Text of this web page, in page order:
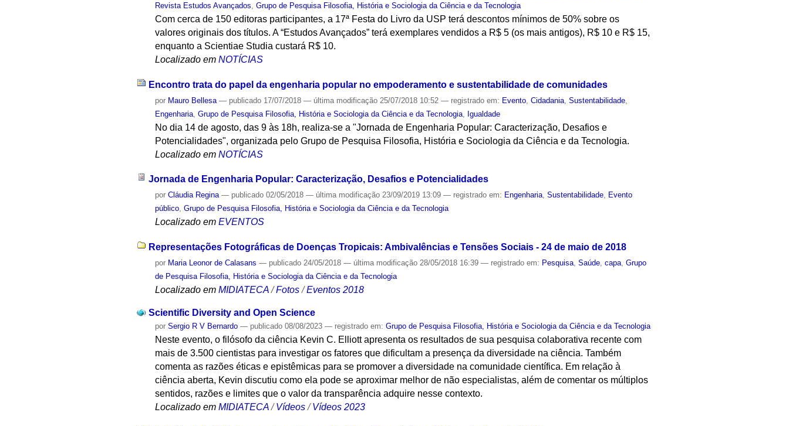
Revista Estudos Avançados ,Grupo de Pesquisa Filosofia, História e Sociologia da Ciência e da Tecnologia
Com cerca de 150 editoras participantes, a 17ª Festa do Livro da USP terá descontos mínimos de 50% sobre os
valores originais dos títulos. A “Estudos Avançados” terá exemplares vendidos a R$ 5 (os mais antigos), R$ 10 e R$ 15,
enquanto a Scientiae Studia custará R$ 10.
Localizado em NOTÍCIAS
Encontro trata do papel da engenharia popular no empoderamento e sustentabilidade de comunidades
por Mauro Bellesa — publicado 17/07/2018— última modificação 25/07/2018 10:52— registrado em: Evento ,Cidadania ,Sustentabilidade
Engenharia ,Grupo de Pesquisa Filosofia, História e Sociologia da Ciência e da Tecnologia Igualdade
No dia 14 de agosto, das 9 às 18h, realiza-se a "Jornada de Engenharia Popular: Caracterização, Desafios e
Potencialidades", organizada pelo Grupo de Pesquisa Filosofia, História e Sociologia da Ciência e da Tecnologia.
Localizado em NOTÍCIAS
Jornada de Engenharia Popular: Caracterização, Desafios e Potencialidades
porCláudia Regina — publicado 02/05/2018— última modificação 23/09/2019 13:09— registrado em: Engenharia,Sustentabilidade, Evento
público,Grupo de Pesquisa Filosofia, História e Sociologia da Ciência e da Tecnologia
Localizado em EVENTOS
Representações Fotográficas de Doenças Tropicais: Ambivalências e Tensões Sociais - 24 de maio de 2018
por Maria Leonor de Calasans — publicado 24/05/2018— última modificação 28/05/2018 16:39— registrado em: Pesquisa,Saúde,capa,Grupo
de Pesquisa Filosofia, História e Sociologia da Ciência e da Tecnologia
Localizado em MIDIATECA /Fotos /Eventos 2018
Scientific Diversity and Open Science
porSergio R V Bernardo — publicado 08/08/2023— registrado em:Grupo de Pesquisa Filosofia, História e Sociologia da Ciência e da Tecnologia
Neste evento, o filósofo da ciência Kevin C. Elliott apresenta os resultados de sua pesquisa colaborativa recente com
mais de 3.500 cientistas para investigar os fatores que dificultam a presença da diversidade na ciência. Também
comenta as razões éticas e epistêmicas para se promover a diversidade na comunidade científica. Em relação à
ciência aberta, Kevin discutiu como ela pode se aproximar melhor de não especialistas, além de comentar os múltiplos
sentidos, razões e limites que o valor da transparência adquire nesse contexto.
Localizado em MIDIATECA /Vídeos /Vídeos 2023